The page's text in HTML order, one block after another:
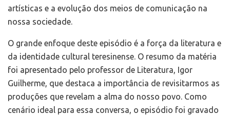
artísticas e a evolução dos meios de comunicação na
nossa sociedade.
O grande enfoque deste episódio é a força da literatura e
da identidade cultural teresinense. O resumo da matéria
foi apresentado pelo professor de Literatura, Igor
Guilherme, que destaca a importância de revisitarmos as
produções que revelam a alma do nosso povo. Como
cenário ideal para essa conversa, o episódio foi gravado